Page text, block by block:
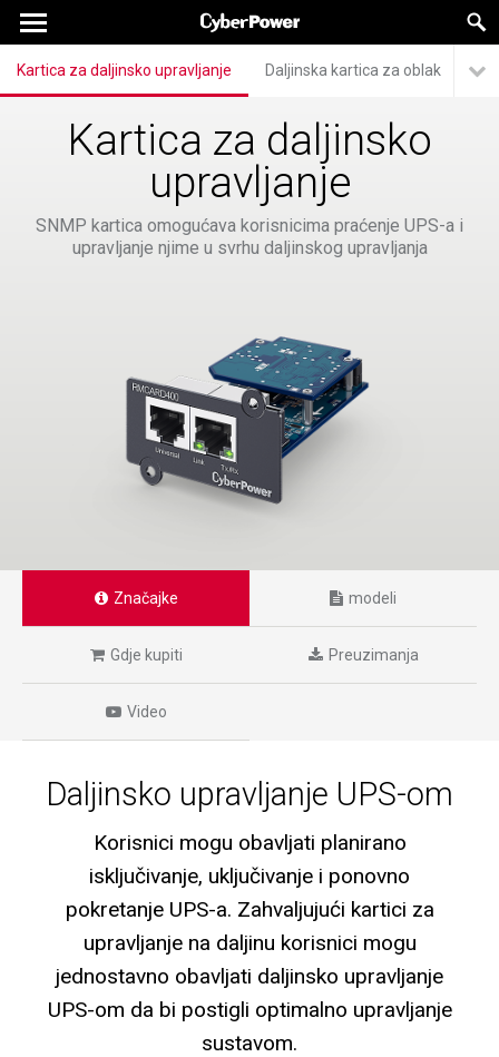
Kartica za daljinsko upravljanje Daljinska kartica za oblak
Kartica za daljinsko
upravljanje
SNMP kartica omogućava korisnicima praćenje UPS-a i
upravljanje njime u svrhu daljinskog upravljanja
Značajke modeli
Gdje kupiti Preuzimanja
Video
Daljinsko upravljanje UPS-om
Korisnici mogu obavljati planirano
isključivanje, uključivanje i ponovno
pokretanje UPS-a. Zahvaljujući kartici za
upravljanje na daljinu korisnici mogu
jednostavno obavljati daljinsko upravljanje
UPS-om da bi postigli optimalno upravljanje
sustavom.